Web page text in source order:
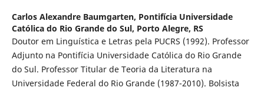
Carlos Alexandre Baumgarten, Pontifícia Universidade
Católica do Rio Grande do Sul, Porto Alegre, RS
Doutor em Linguística e Letras pela PUCRS (1992). Professor
Adjunto na Pontifícia Universidade Católica do Rio Grande
do Sul. Professor Titular de Teoria da Literatura na
Universidade Federal do Rio Grande (1987-2010). Bolsista